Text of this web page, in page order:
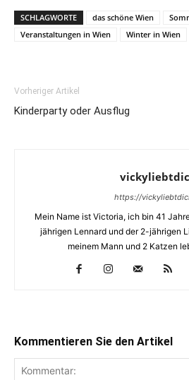
SCHLAGWORTE das schöne Wien
Veranstaltungen in Wien
Winter in Wien
Vorheriger Artikel
Kinderparty oder Ausflug
https://
Mein Name ist Victoria, ich bin 41
jährigen Lennard und der 2-jährigen
meinem Mann und 2 Katzen
Kommentieren Sie den Artikel